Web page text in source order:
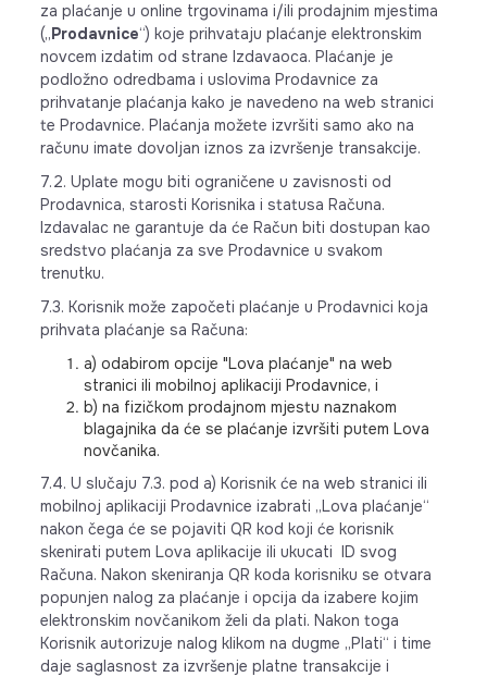
za plaćanje u online trgovinama i/ili prodajnim mjestima
(„Prodavnice“) koje prihvataju plaćanje elektronskim
novcem izdatim od strane Izdavaoca. Plaćanje je
podložno odredbama i uslovima Prodavnice za
prihvatanje plaćanja kako je navedeno na web stranici
te Prodavnice. Plaćanja možete izvršiti samo ako na
računu imate dovoljan iznos za izvršenje transakcije.
7.2. Uplate mogu biti ograničene u zavisnosti od
Prodavnica, starosti Korisnika i statusa Računa.
Izdavalac ne garantuje da će Račun biti dostupan kao
sredstvo plaćanja za sve Prodavnice u svakom
trenutku.
7.3. Korisnik može započeti plaćanje u Prodavnici koja
prihvata plaćanje sa Računa:
a) odabirom opcije "Lova plaćanje" na web
stranici ili mobilnoj aplikaciji Prodavnice, i
b) na fizičkom prodajnom mjestu naznakom
blagajnika da će se plaćanje izvršiti putem Lova
novčanika.
7.4. U slučaju 7.3. pod a) Korisnik će na web stranici ili
mobilnoj aplikaciji Prodavnice izabrati „Lova plaćanje“
nakon čega će se pojaviti QR kod koji će korisnik
skenirati putem Lova aplikacije ili ukucati ID svog
Računa. Nakon skeniranja QR koda korisniku se otvara
popunjen nalog za plaćanje i opcija da izabere kojim
elektronskim novčanikom želi da plati. Nakon toga
Korisnik autorizuje nalog klikom na dugme „Plati“ i time
daje saglasnost za izvršenje platne transakcije i